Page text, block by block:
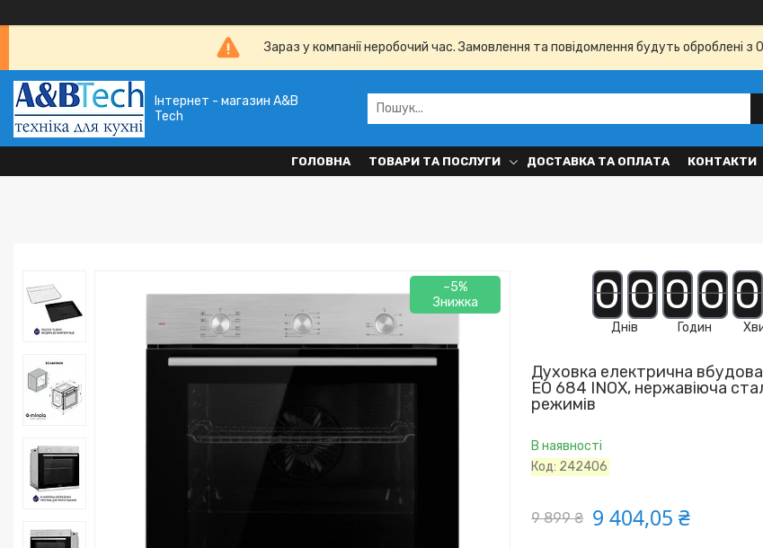
Зараз у компанії неробочий час. Замовлення та повідомлення будуть оброблені
Інтернет - магазин A&B
Tech
ГОЛОВНА ТОВАРИ ТА ПОСЛУГИ ДОСТАВКА ТА ОПЛАТА КОНТАКТИ
–5% 00
Днів
00
Годин
0
Духовка електрична
EO 684 INOX, нержавіюча
режимів
В наявності
Код: 242406
9 899 ₴ 9 404,05 ₴